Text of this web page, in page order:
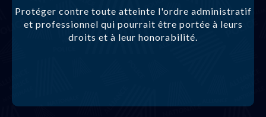
Protéger contre toute atteinte l'ordre administratif
et professionnel qui pourrait être portée à leurs
droits et à leur honorabilité.